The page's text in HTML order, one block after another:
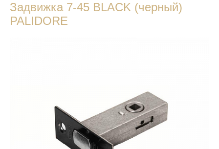
Задвижка 7-45 BLACK (черный)
PALIDORE